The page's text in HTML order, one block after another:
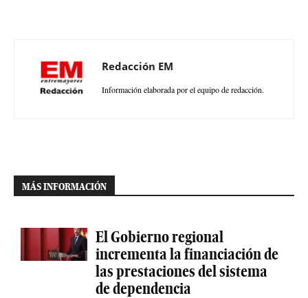
Redacción EM
Información elaborada por el equipo de redacción.
MÁS INFORMACIÓN
El Gobierno regional
incrementa la financiación de
las prestaciones del sistema
de dependencia